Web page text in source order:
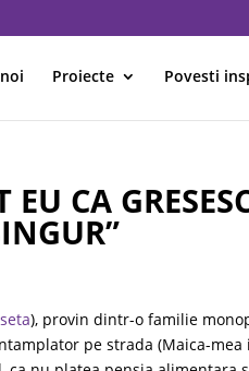
Proiecte Povesti
CA
), provin dintr-o familie
pe strada (Maica-mea